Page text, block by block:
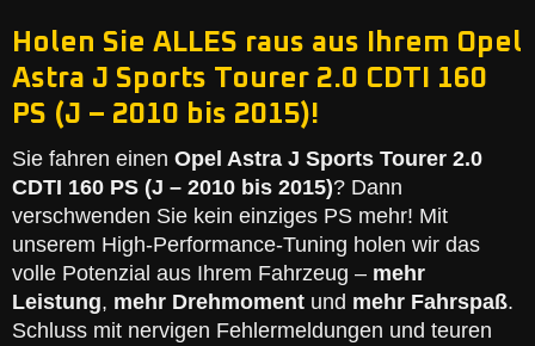
Holen Sie ALLES raus aus Ihrem Opel
Astra J Sports Tourer 2.0 CDTI 160
PS (J – 2010 bis 2015)!
Sie fahren einen Opel Astra J Sports Tourer 2.0
CDTI 160 PS (J – 2010 bis 2015)? Dann
verschwenden Sie kein einziges PS mehr! Mit
unserem High-Performance-Tuning holen wir das
volle Potenzial aus Ihrem Fahrzeug – mehr
Leistung, mehr Drehmoment und mehr Fahrspaß.
Schluss mit nervigen Fehlermeldungen und teuren